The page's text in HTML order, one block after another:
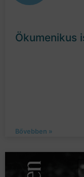
Ökumenikus
Bővebben »